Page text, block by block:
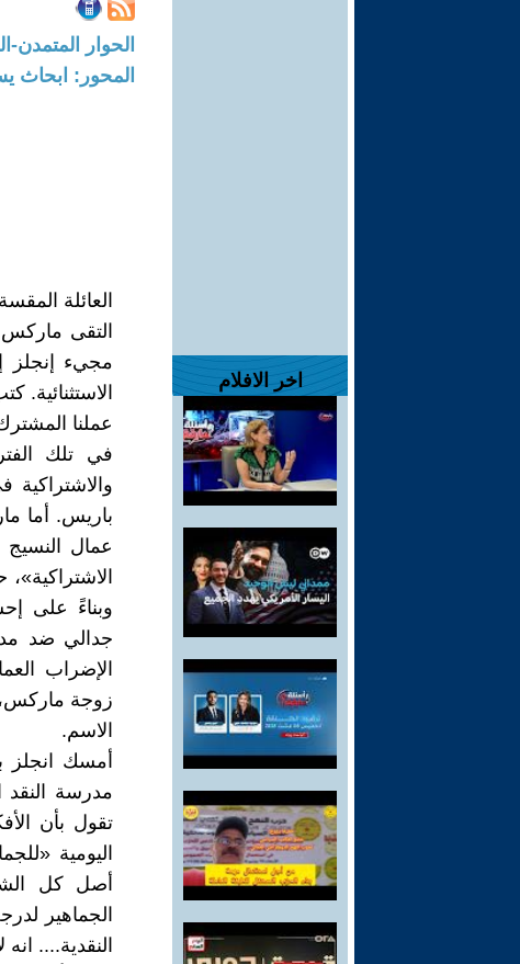
اخر الافلام
الحوار المتمدن-العدد: 6853 - 2021 /
المحور: ابحاث
العائلة المقسة
عملنا
في تلك
باريس. أما
عمال النسيج
وبناءً على
جدالي ضد
الإضراب
زوجة ماركس،
الاسم.
مدرسة النقد
تقول بأن
اليومية
أصل كل
الجماهير
النقدية....